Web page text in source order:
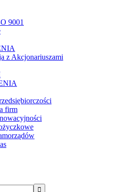
9001
z Akcjonariuszami
firm